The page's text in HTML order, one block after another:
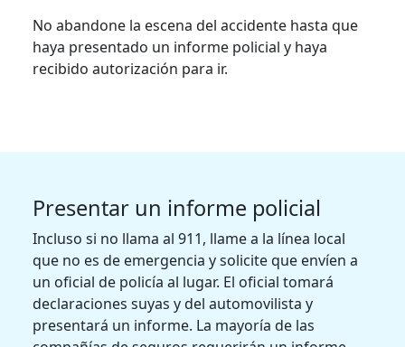
No abandone la escena del accidente hasta que
haya presentado un informe policial y haya
recibido autorización para ir.
Presentar un informe policial
Incluso si no llama al 911, llame a la línea local
que no es de emergencia y solicite que envíen a
un oficial de policía al lugar. El oficial tomará
declaraciones suyas y del automovilista y
presentará un informe. La mayoría de las